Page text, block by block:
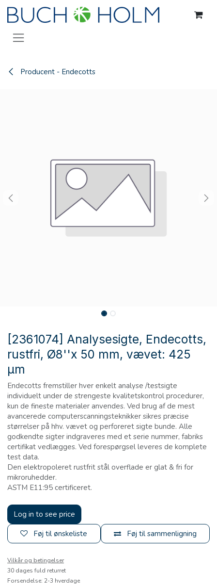
Gå til indhold
Producent - Endecotts
[2361074] Analysesigte, Endecotts,
rustfri, Ø8''x 50 mm, vævet: 425
µm
Endecotts fremstiller hver enkelt analyse /testsigte
individuelt under de strengeste kvalitetskontrol procedurer,
kun de fineste materialer anvendes. Ved brug af de mest
avancerede computerscanningsteknikker sikres præcise
størrelser på hhv. vævet og perforeret sigte bunde. Alle
godkendte sigter indgraveres med et serie nummer, fabriks
certifikat vedlægges. Ved forespørgsel leveres de komplete
test data.
Den elektropoleret rustfrit stål overflade er glat & fri for
mikroruhedder.
ASTM E11:95 certificeret.
Log in to see price
Føj til sammenligning
Føj til ønskeliste
Vilkår og betingelser
30 dages fuld returret
Forsendelse: 2-3 hverdage